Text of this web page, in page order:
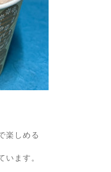
楽しめる
ます。